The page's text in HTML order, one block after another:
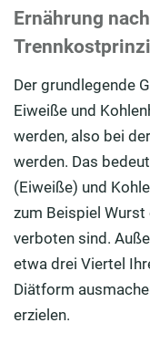
Ernährung
Der grundlegende
Eiweiße und
werden, also bei
werden. Das
(Eiweiße) und
zum Beispiel
verboten sind.
etwa drei Viertel
Diätform
erzielen.